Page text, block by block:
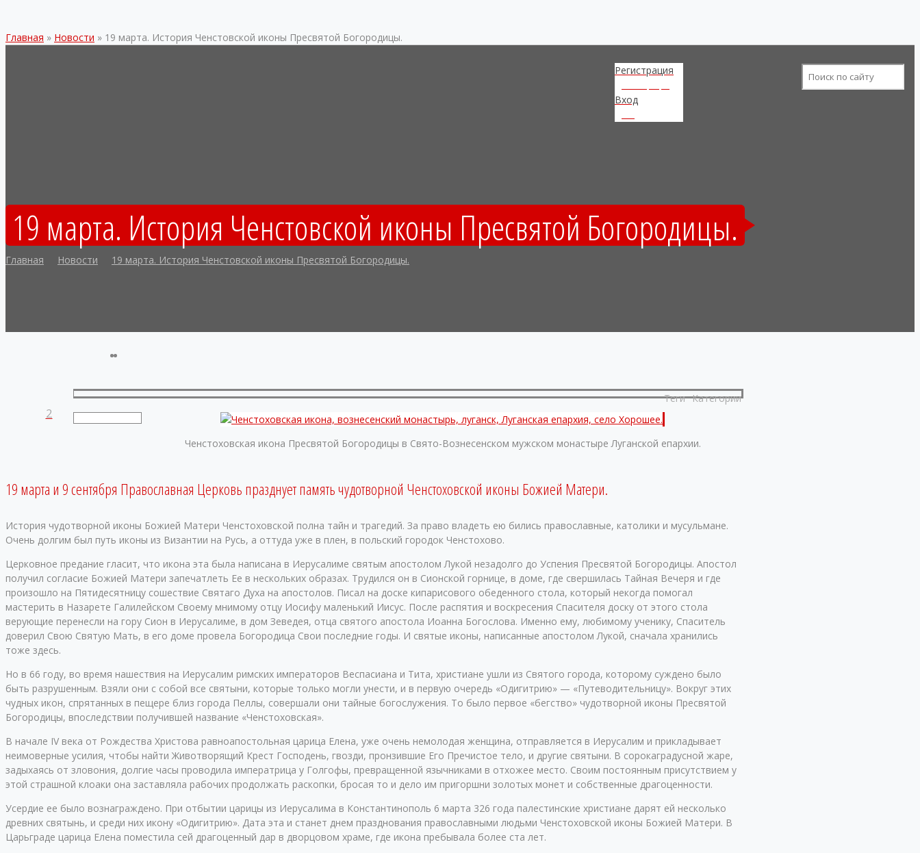
Главная » Новости » 19 марта. История Ченстовской иконы Пресвятой Богородицы.
Регистрация
Вход
19 марта. История Ченстовской иконы Пресвятой Богородицы.
Главная Новости 19 марта. История Ченстовской иконы Пресвятой Богородицы.
2
Категории
Теги
Ченстоховская икона Пресвятой Богородицы в Свято-Вознесенском мужском монастыре Луганской епархии.
19 марта и 9 сентября Православная Церковь празднует память чудотворной Ченстоховской иконы Божией Матери.
История чудотворной иконы Божией Матери Ченстоховской полна тайн и трагедий. За право владеть ею бились православные, католики и мусульмане.
Очень долгим был путь иконы из Византии на Русь, а оттуда уже в плен, в польский городок Ченстохово.
Церковное предание гласит, что икона эта была написана в Иерусалиме святым апостолом Лукой незадолго до Успения Пресвятой Богородицы. Апостол
получил согласие Божией Матери запечатлеть Ее в нескольких образах. Трудился он в Сионской горнице, в доме, где свершилась Тайная Вечеря и где
произошло на Пятидесятницу сошествие Святаго Духа на апостолов. Писал на доске кипарисового обеденного стола, который некогда помогал
мастерить в Назарете Галилейском Своему мнимому отцу Иосифу маленький Иисус. После распятия и воскресения Спасителя доску от этого стола
верующие перенесли на гору Сион в Иерусалиме, в дом Зеведея, отца святого апостола Иоанна Богослова. Именно ему, любимому ученику, Спаситель
доверил Свою Святую Мать, в его доме провела Богородица Свои последние годы. И святые иконы, написанные апостолом Лукой, сначала хранились
тоже здесь.
Но в 66 году, во время нашествия на Иерусалим римских императоров Веспасиана и Тита, христиане ушли из Святого города, которому суждено было
быть разрушенным. Взяли они с собой все святыни, которые только могли унести, и в первую очередь «Одигитрию» — «Путеводительницу». Вокруг этих
чудных икон, спрятанных в пещере близ города Пеллы, совершали они тайные богослужения. То было первое «бегство» чудотворной иконы Пресвятой
Богородицы, впоследствии получившей название «Ченстоховская».
В начале IV века от Рождества Христова равноапостольная царица Елена, уже очень немолодая женщина, отправляется в Иерусалим и прикладывает
неимоверные усилия, чтобы найти Животворящий Крест Господень, гвозди, пронзившие Его Пречистое тело, и другие святыни. В сорокаградусной жаре,
задыхаясь от зловония, долгие часы проводила императрица у Голгофы, превращенной язычниками в отхожее место. Своим постоянным присутствием у
этой страшной клоаки она заставляла рабочих продолжать раскопки, бросая то и дело им пригоршни золотых монет и собственные драгоценности.
Усердие ее было вознаграждено. При отбытии царицы из Иерусалима в Константинополь 6 марта 326 года палестинские христиане дарят ей несколько
древних святынь, и среди них икону «Одигитрию». Дата эта и станет днем празднования православными людьми Ченстоховской иконы Божией Матери. В
Царьграде царица Елена поместила сей драгоценный дар в дворцовом храме, где икона пребывала более ста лет.